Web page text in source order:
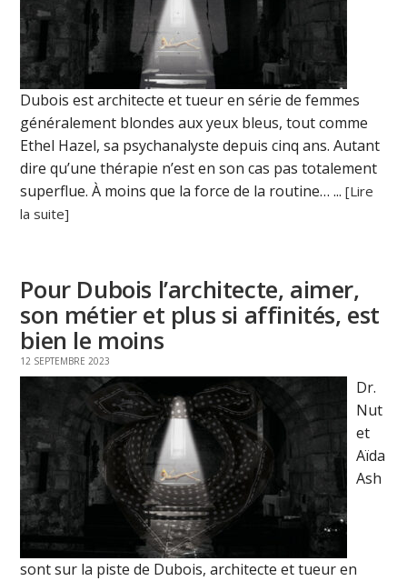
Dubois est architecte et tueur en série de femmes
généralement blondes aux yeux bleus, tout comme
Ethel Hazel, sa psychanalyste depuis cinq ans. Autant
dire qu’une thérapie n’est en son cas pas totalement
superflue. À moins que la force de la routine… ...[Lire
la suite]
Pour Dubois l’architecte, aimer,
son métier et plus si affinités, est
bien le moins
12 SEPTEMBRE 2023
Dr.
Nut
et
Aïda
Ash
sont sur la piste de Dubois, architecte et tueur en